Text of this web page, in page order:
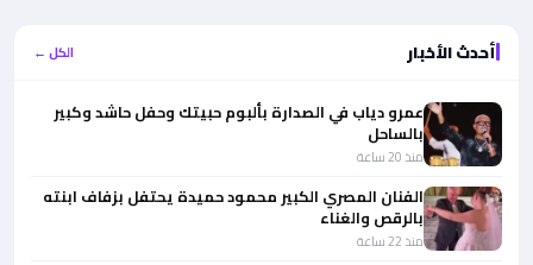
أحدث الأخبار الكل ←
عمرو دياب في الصدارة بألبوم حبيتك وحفل حاشد وكبير
بالساحل
منذ 20 ساعة
الفنان المصري الكبير محمود حميدة يحتفل بزفاف ابنته
بالرقص والغناء
منذ 22 ساعة